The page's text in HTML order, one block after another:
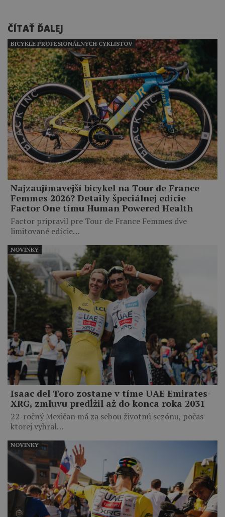
ČÍTAŤ ĎALEJ
Najzaujímavejší bicykel na Tour de France
Femmes 2026? Detaily špeciálnej edície
Factor One tímu Human Powered Health
Factor pripravil pre Tour de France Femmes dve
limitované edície…
BICYKLE PROFESIONÁLNYCH CYKLISTOV
Isaac del Toro zostane v tíme UAE Emirates-
XRG, zmluvu predĺžil až do konca roka 2031
22-ročný Mexičan má za sebou životnú sezónu, počas
ktorej vyhral…
NOVINKY
NOVINKY